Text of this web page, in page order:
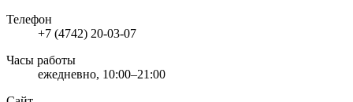
Телефон
+7 (4742) 20-03-07
Часы работы
ежедневно, 10:00–21:00